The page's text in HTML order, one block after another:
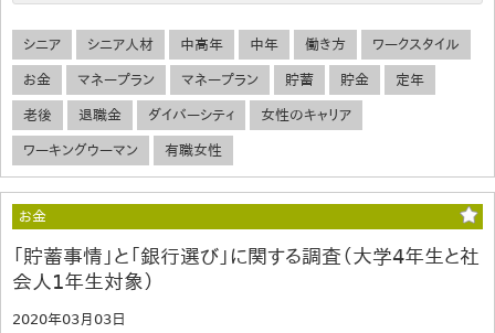
シニア シニア人材 中高年 中年 働き方 ワークスタイル
お金 マネープラン マネープラン 貯蓄 貯金 定年
老後 退職金 ダイバーシティ 女性のキャリア
ワーキングウーマン 有職女性
お金
「貯蓄事情」と「銀行選び」に関する調査（大学4年生と社
会人1年生対象）
2020年03月03日